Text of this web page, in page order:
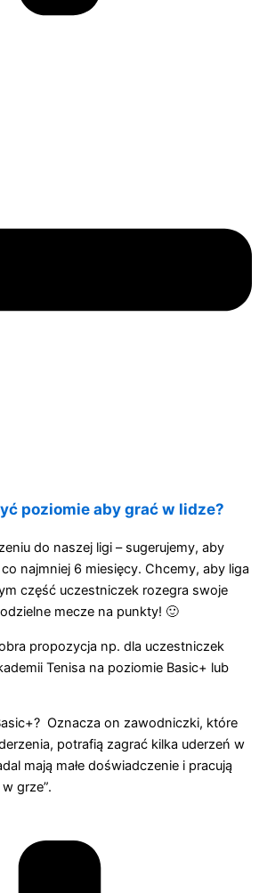
poziomie aby grać w lidze?
do naszej ligi – sugerujemy, aby
najmniej 6 miesięcy. Chcemy, aby liga
część uczestniczek rozegra swoje
mecze na punkty! 🙂
propozycja np. dla uczestniczek
Tenisa na poziomie Basic+ lub
Oznacza on zawodniczki, które
potrafią zagrać kilka uderzeń w
mają małe doświadczenie i pracują
grze”.